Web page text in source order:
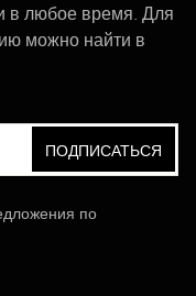
в любое время. Для
можно найти в
по